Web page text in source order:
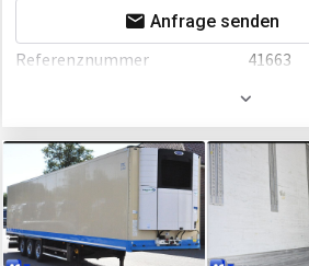
Laderaum-Länge
13420
Laderaum-Breite
2470 mm
2800 mm
Anfrage senden
Referenznummer
41663
Motor/Antrieb
Kraftstoffart Diesel
Fahrgestell/Federung
Federung